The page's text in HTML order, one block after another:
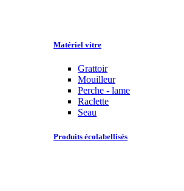
Matériel vitre
Grattoir
Mouilleur
Perche - lame
Raclette
Seau
Produits écolabellisés